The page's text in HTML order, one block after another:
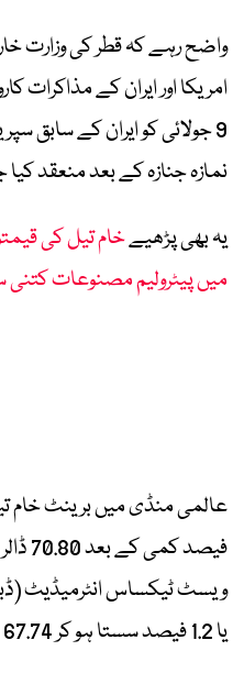
واضح رہے کہ قطر کی وزارت
امریکا اور ایران کے مذاکرات
9 جولائی کو ایران کے سابق
نمازہ جنازہ کے بعد منعقد کیا
یہ بھی پڑھیےخام تیل کی
میں پیٹرولیم مصنوعات
فیصد
یا 1.2 فیصد سستا ہو کر 67.74 ڈالر فی بیرل پر آ گیا۔